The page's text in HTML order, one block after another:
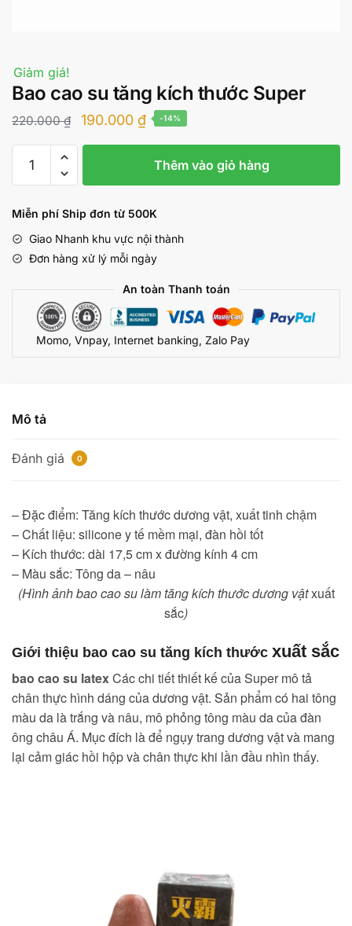
Giảm giá!
Bao cao su tăng kích thước Super
220.000₫
Giá
gốc
220.000 ₫.
190.000 ₫Giá
hiện
tại
là:
190.000 ₫.
-14%
tăng
thước
Super
lượng
Thêm vào giỏ hàng
Miễn phí Ship đơn từ 500K
Giao Nhanh khu vực nội thành
Đơn hàng xử lý mỗi ngày
An toàn Thanh toán
Momo, Vnpay, Internet banking, Zalo Pay
Mô tả
Đánh giá 0
– Đặc điểm: Tăng kích thước dương vật, xuất tinh chậm
– Chất liệu: silicone y tế mềm mại, đàn hồi tốt
– Kích thước: dài 17,5 cm x đường kính 4 cm
– Màu sắc: Tông da – nâu
(Hình ảnh bao cao su làm tăng kích thước dương vậtxuất
sắc)
Giới thiệu bao cao su tăng kích thước xuất sắc
bao cao su latexCác chi tiết thiết kế của Super mô tả
chân thực hình dáng của dương vật. Sản phẩm có hai tông
màu da là trắng và nâu, mô phỏng tông màu da của đàn
ông châu Á. Mục đích là để ngụy trang dương vật và mang
lại cảm giác hồi hộp và chân thực khi lần đầu nhìn thấy.